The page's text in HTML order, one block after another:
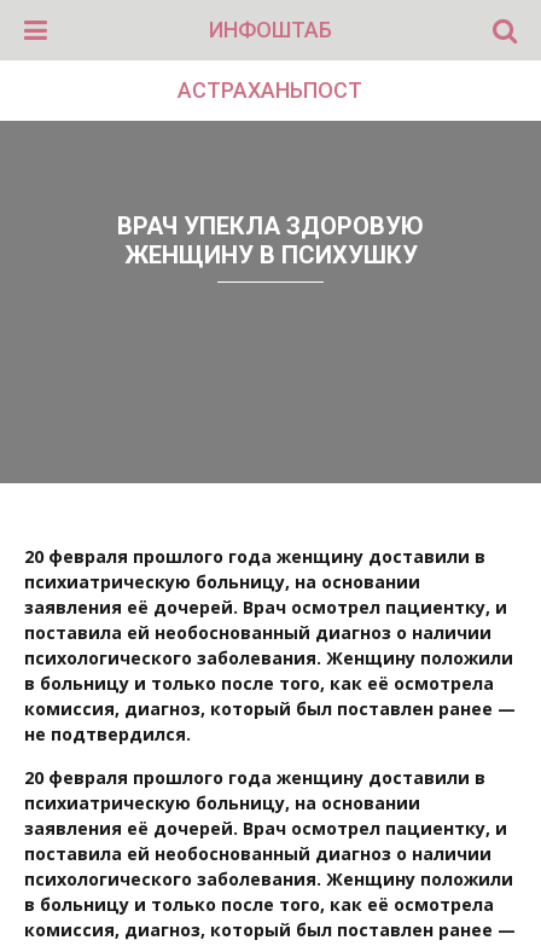
ИНФОШТАБ
АСТРАХАНЬПОСТ
ВРАЧ УПЕКЛА ЗДОРОВУЮ
ЖЕНЩИНУ В ПСИХУШКУ
20 февраля прошлого года женщину доставили в
психиатрическую больницу, на основании
заявления её дочерей. Врач осмотрел пациентку, и
поставила ей необоснованный диагноз о наличии
психологического заболевания. Женщину положили
в больницу и только после того, как её осмотрела
комиссия, диагноз, который был поставлен ранее —
не подтвердился.
20 февраля прошлого года женщину доставили в
психиатрическую больницу, на основании
заявления её дочерей. Врач осмотрел пациентку, и
поставила ей необоснованный диагноз о наличии
психологического заболевания. Женщину положили
в больницу и только после того, как её осмотрела
комиссия, диагноз, который был поставлен ранее —